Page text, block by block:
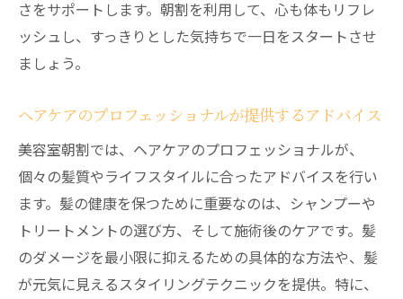
さをサポートします。朝割を利用して、心も体もリフレ
ッシュし、すっきりとした気持ちで一日をスタートさせ
ましょう。
ヘアケアのプロフェッショナルが提供するアドバイス
美容室朝割では、ヘアケアのプロフェッショナルが、
個々の髪質やライフスタイルに合ったアドバイスを行い
ます。髪の健康を保つために重要なのは、シャンプーや
トリートメントの選び方、そして施術後のケアです。髪
のダメージを最小限に抑えるための具体的な方法や、髪
が元気に見えるスタイリングテクニックを提供。特に、